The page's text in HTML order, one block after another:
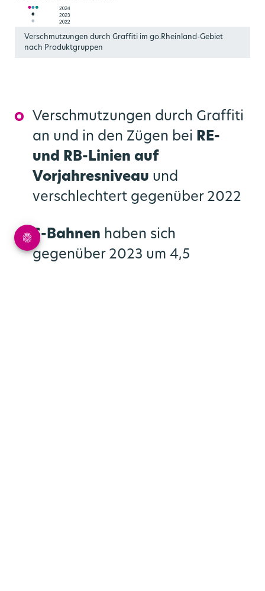
Verschmutzungen durch Graffiti im go.Rheinland-Gebiet
nach Produktgruppen
Verschmutzungen durch Graffiti
an und in den Zügen bei RE-
und RB-Linien auf
Vorjahresniveau und
verschlechtert gegenüber 2022
S-Bahnen haben sich
gegenüber 2023 um 4,5